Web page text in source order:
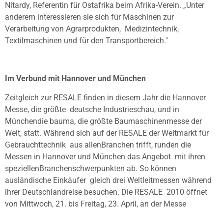
Nitardy, Referentin für Ostafrika beim Afrika-Verein. „Unter
anderem interessieren sie sich für Maschinen zur
Verarbeitung von Agrarprodukten, Medizintechnik,
Textilmaschinen und für den Transportbereich."
Im Verbund mit Hannover und München
Zeitgleich zur RESALE finden in diesem Jahr die Hannover
Messe, die größte deutsche Industrieschau, und in
Münchendie bauma, die größte Baumaschinenmesse der
Welt, statt. Während sich auf der RESALE der Weltmarkt für
Gebrauchttechnik aus allenBranchen trifft, runden die
Messen in Hannover und München das Angebot mit ihren
speziellenBranchenschwerpunkten ab. So können
ausländische Einkäufer gleich drei Weltleitmessen während
ihrer Deutschlandreise besuchen. Die RESALE 2010 öffnet
von Mittwoch, 21. bis Freitag, 23. April, an der Messe